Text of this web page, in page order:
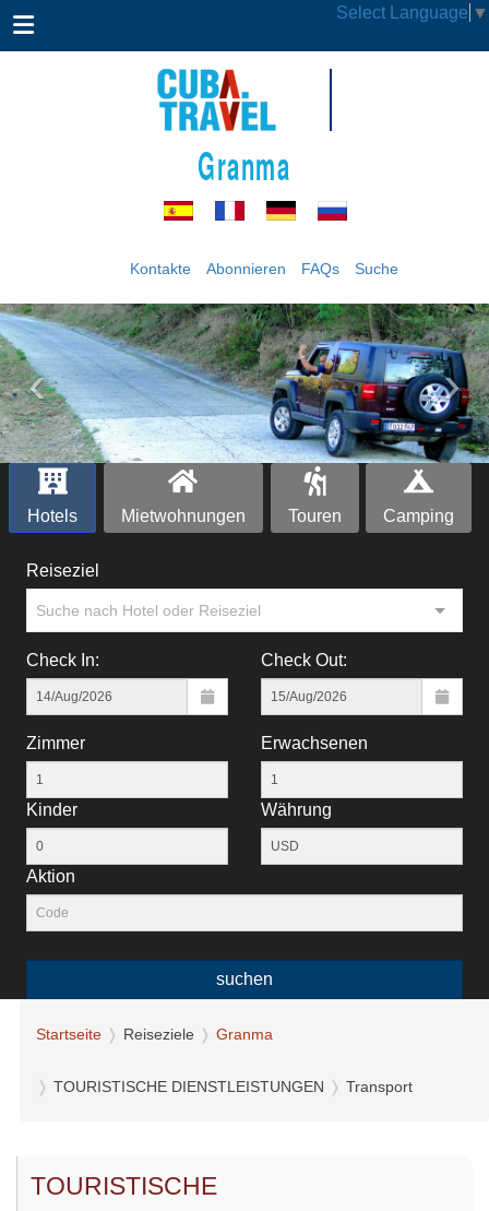
Select Language ▼
Granma
Kontakte Abonnieren FAQs Suche
‹ ›
Hotels Mietwohnungen Touren Camping
Reiseziel
Suche nach Hotel oder Reiseziel
Check In: Check Out:
Zimmer Erwachsenen
Kinder Währung
Aktion
suchen
Startseite Reiseziele Granma
TOURISTISCHE DIENSTLEISTUNGEN Transport
TOURISTISCHE